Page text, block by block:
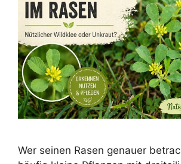
Wer seinen Rasen genauer